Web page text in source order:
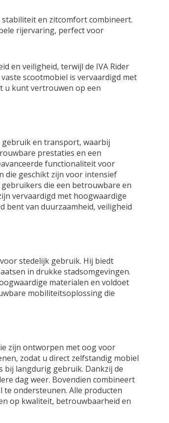
en zitcomfort combineert.
rijervaring, perfect voor
en veiligheid, terwijl de IVA Rider
scootmobiel is vervaardigd met
u kunt vertrouwen op een
en transport, waarbij
prestaties en een
functionaliteit voor
die geschikt zijn voor intensief
die een betrouwbare en
vervaardigd met hoogwaardige
bent van duurzaamheid, veiligheid
stedelijk gebruik. Hij biedt
in drukke stadsomgevingen.
materialen en voldoet
mobiliteitsoplossing die
zijn ontworpen met oog voor
zodat u direct zelfstandig mobiel
bij langdurig gebruik. Dankzij de
dag weer. Bovendien combineert
ondersteunen. Alle producten
op kwaliteit, betrouwbaarheid en